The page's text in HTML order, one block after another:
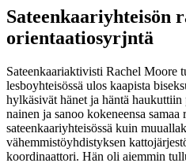
Sateenkaariyhteisön
orientaatiosyrjntä
Sateenkaariaktivisti Rachel Moore
lesboyhteisössä ulos kaapista
hylkäsivät hänet ja häntä
nainen ja sanoo kokeneensa samaa
sateenkaariyhteisössä kuin
vähemmistöyhdistyksen
koordinaattori. Hän oli aiemmin